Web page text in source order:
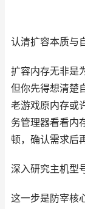
认清扩容本质与
扩容内存无非是
但你先得想清楚
老游戏原内存或
务管理器看看内
顿，确认需求后
深入研究主机型
这一步是防宰核